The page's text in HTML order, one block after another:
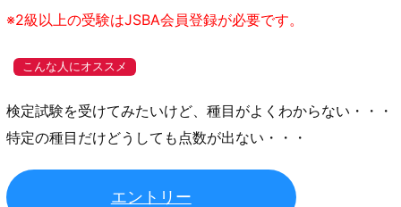
※2級以上の受験はJSBA会員登録が必要です。
こんな人にオススメ
検定試験を受けてみたいけど、種目がよくわからない・・・
特定の種目だけどうしても点数が出ない・・・
エントリー